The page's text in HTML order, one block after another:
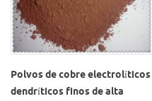
Polvos de cobre electrolíticos
dendríticos finos de alta